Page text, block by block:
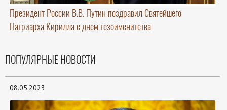
Президент России В.В. Путин поздравил Святейшего
Патриарха Кирилла с днем тезоименитства
ПОПУЛЯРНЫЕ НОВОСТИ
08.05.2023